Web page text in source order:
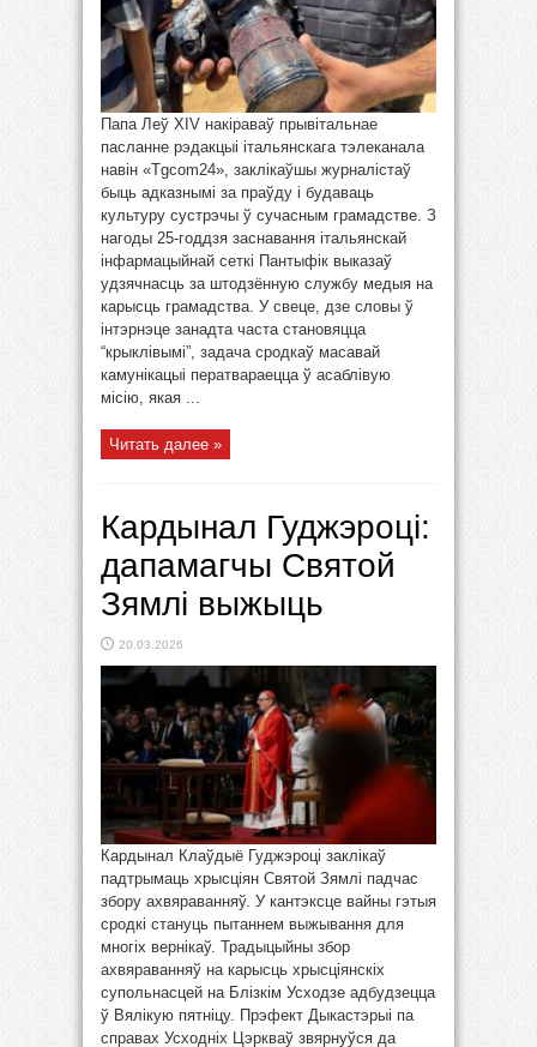
Папа Леў XIV накіраваў прывітальнае
пасланне рэдакцыі італьянскага тэлеканала
навін «Tgcom24», заклікаўшы журналістаў
быць адказнымі за праўду і будаваць
культуру сустрэчы ў сучасным грамадстве. З
нагоды 25-годдзя заснавання італьянскай
інфармацыйнай сеткі Пантыфік выказаў
удзячнасць за штодзённую службу медыя на
карысць грамадства. У свеце, дзе словы ў
інтэрнэце занадта часта становяцца
“крыклівымі”, задача сродкаў масавай
камунікацыі ператвараецца ў асаблівую
місію, якая ...
Читать далее »
Кардынал Гуджэроці:
дапамагчы Святой
Зямлі выжыць
20.03.2026
Кардынал Клаўдыё Гуджэроці заклікаў
падтрымаць хрысціян Святой Зямлі падчас
збору ахвяраванняў. У кантэксце вайны гэтыя
сродкі стануць пытаннем выжывання для
многіх вернікаў. Традыцыйны збор
ахвяраванняў на карысць хрысціянскіх
супольнасцей на Блізкім Усходзе адбудзецца
ў Вялікую пятніцу. Прэфект Дыкастэрыі па
справах Усходніх Цэркваў звярнуўся да